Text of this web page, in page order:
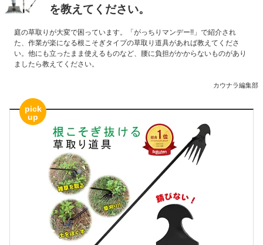
を教えてください。
庭の草取りが大変で困っています。「がっちりマンデー!!」で紹介され
た、作業が楽になる根こそぎタイプの草取り道具があれば教えてくださ
い。他にも立ったまま使えるものなど、腰に負担がかからないものがあり
ましたら教えてください。
カウナラ編集部
pick
up